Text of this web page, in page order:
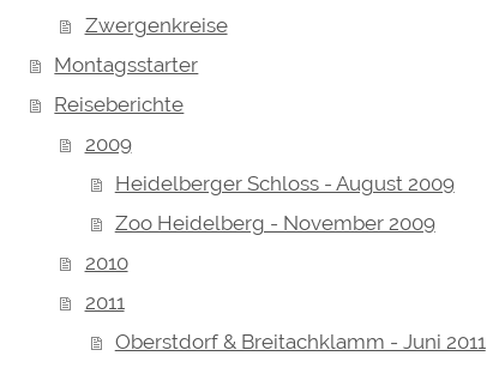
Zwergenkreise
Montagsstarter
Reiseberichte
2009
Heidelberger Schloss - August 2009
Zoo Heidelberg - November 2009
2010
2011
Oberstdorf & Breitachklamm - Juni 2011